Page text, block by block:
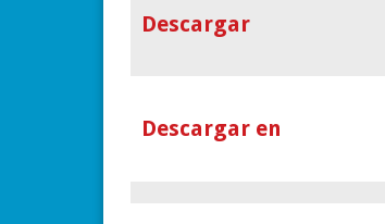
Descargar
Descargar en